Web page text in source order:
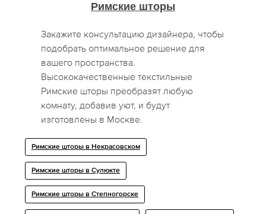
Римские шторы
Закажите консультацию дизайнера, чтобы
подобрать оптимальное решение для
вашего пространства.
Высококачественные текстильные
Римские шторы преобразят любую
комнату, добавив уют, и будут
изготовлены в Москве.
Римские шторы в Некрасовском
Римские шторы в Сулюкте
Римские шторы в Степногорске